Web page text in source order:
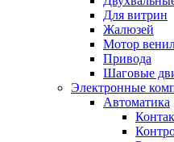
Для витрин
Жалюзей
Мотор
Привода
Шаговые
Электронные
Автоматика